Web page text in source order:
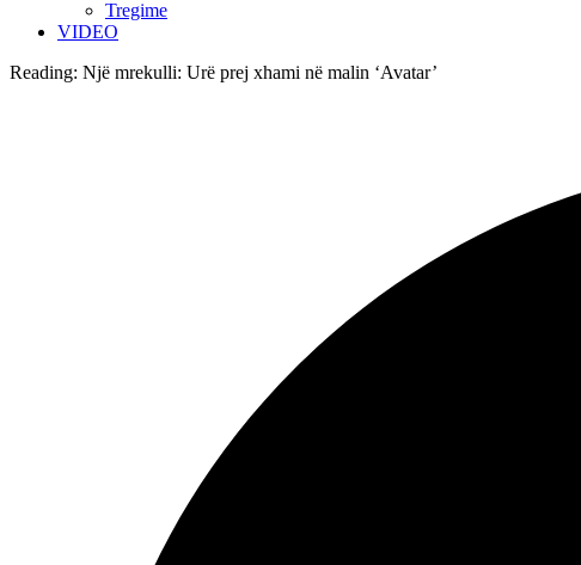
Tregime
VIDEO
Reading: Një mrekulli: Urë prej xhami në malin ‘Avatar’